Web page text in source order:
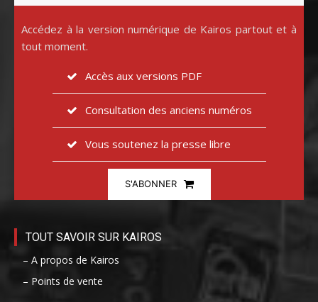
Accédez à la version numérique de Kairos partout et à
tout moment.
Accès aux versions PDF
Consultation des anciens numéros
Vous soutenez la presse libre
S'ABONNER
TOUT SAVOIR SUR KAIROS
– A propos de Kairos
– Points de vente